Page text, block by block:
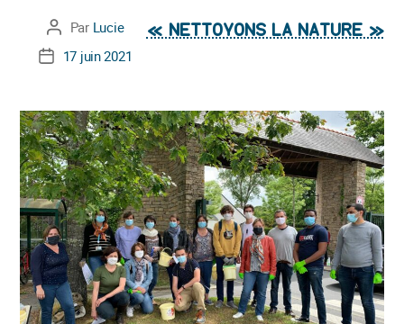
« NETTOYONS LA NATURE »
Auteur
de
l’article
Par Lucie
Date17 juin 2021